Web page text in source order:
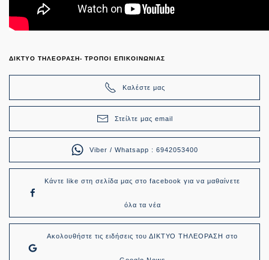
ΔΙΚΤΥΟ ΤΗΛΕΟΡΑΣΗ- ΤΡΟΠΟΙ ΕΠΙΚΟΙΝΩΝΙΑΣ
Καλέστε μας
Στείλτε μας email
Viber / Whatsapp : 6942053400
Κάντε like στη σελίδα μας στο facebook για να μαθαίνετε
όλα τα νέα
Ακολουθήστε τις ειδήσεις του ΔΙΚΤΥΟ ΤΗΛΕΟΡΑΣΗ στο